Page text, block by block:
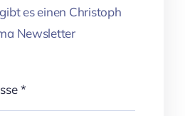
es einen Christoph
Newsletter